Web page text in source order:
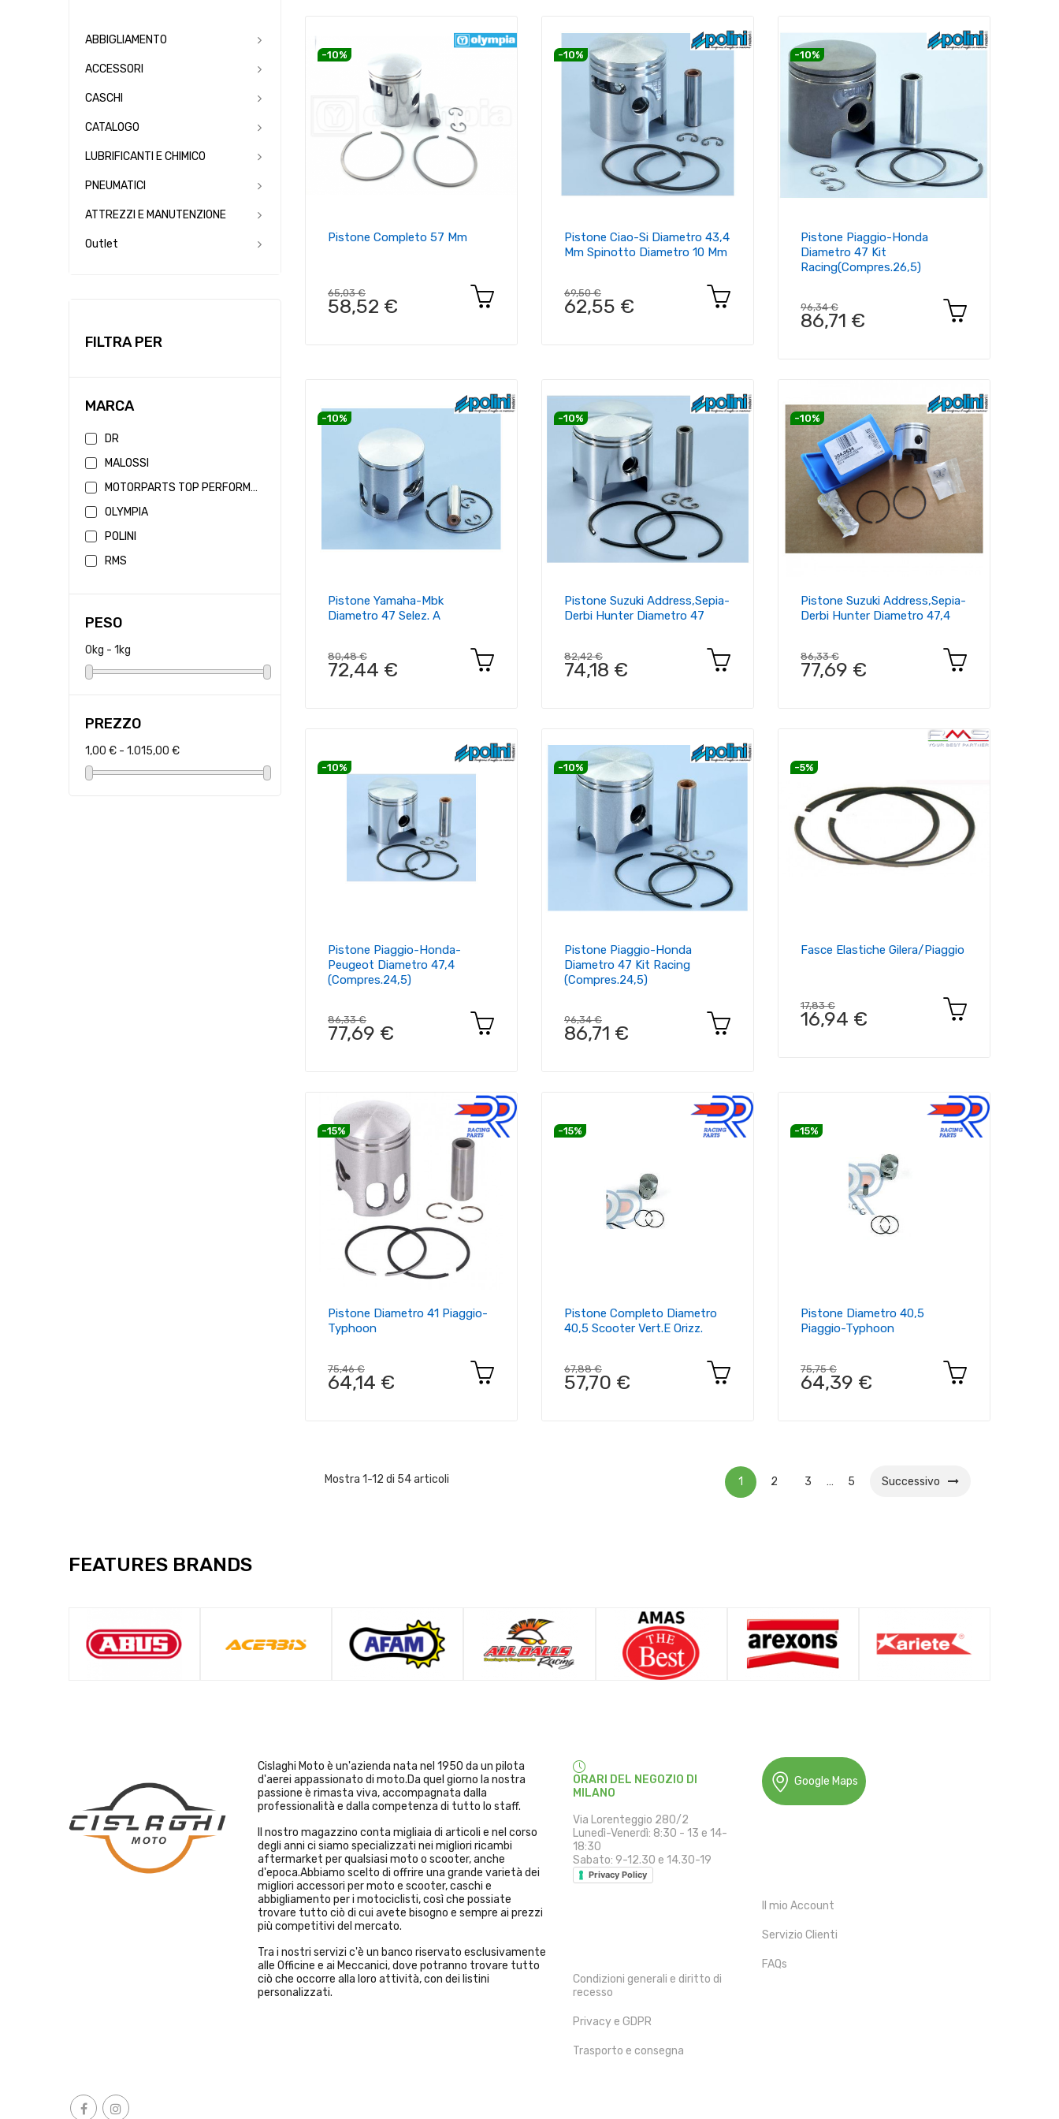
ABBIGLIAMENTO
ACCESSORI
CASCHI
CATALOGO
LUBRIFICANTI E CHIMICO
PNEUMATICI
ATTREZZI E MANUTENZIONE
Outlet
FILTRA PER
MARCA
DR
MALOSSI
MOTORPARTS TOP PERFORMANCE
OLYMPIA
POLINI
RMS
PESO
0kg - 1kg
PREZZO
1,00 € - 1.015,00 €
-10%
Pistone Completo 57 Mm
65,03 €
58,52 €
-10%
Pistone Ciao-Si Diametro 43,4
Mm Spinotto Diametro 10 Mm
69,50 €
62,55 €
-10%
Pistone Piaggio-Honda
Diametro 47 Kit
Racing(compres.26,5)
96,34 €
86,71 €
-10%
Pistone Yamaha-Mbk
Diametro 47 Selez. A
80,48 €
72,44 €
-10%
Pistone Suzuki Address,sepia-
Derbi Hunter Diametro 47
82,42 €
74,18 €
-10%
Pistone Suzuki Address,sepia-
Derbi Hunter Diametro 47,4
86,33 €
77,69 €
-10%
Pistone Piaggio-Honda-
Peugeot Diametro 47,4
(compres.24,5)
86,33 €
77,69 €
-10%
Pistone Piaggio-Honda
Diametro 47 Kit Racing
(compres.24,5)
96,34 €
86,71 €
-5%
Fasce Elastiche Gilera/Piaggio
17,83 €
16,94 €
-15%
Pistone Diametro 41 Piaggio-
Typhoon
75,46 €
64,14 €
-15%
Pistone Completo Diametro
40,5 Scooter Vert.e Orizz.
67,88 €
57,70 €
-15%
Pistone Diametro 40,5
Piaggio-Typhoon
75,75 €
64,39 €
Mostra 1-12 di 54 articoli 1 2 3 … 5 Successivo
FEATURES BRANDS
Cislaghi Moto è un'azienda nata nel 1950 da un pilota
d'aerei appassionato di moto.Da quel giorno la nostra
passione è rimasta viva, accompagnata dalla
professionalità e dalla competenza di tutto lo staff.
Il nostro magazzino conta migliaia di articoli e nel corso
degli anni ci siamo specializzati nei migliori ricambi
aftermarket per qualsiasi moto o scooter, anche
d'epoca.Abbiamo scelto di offrire una grande varietà dei
migliori accessori per moto e scooter, caschi e
abbigliamento per i motociclisti, così che possiate
trovare tutto ciò di cui avete bisogno e sempre ai prezzi
più competitivi del mercato.
Tra i nostri servizi c'è un banco riservato esclusivamente
alle Officine e ai Meccanici, dove potranno trovare tutto
ciò che occorre alla loro attività, con dei listini
personalizzati.
ORARI DEL NEGOZIO DI
MILANO
Via Lorenteggio 280/2
Lunedì-Venerdì: 8:30 - 13 e 14-
18:30
Sabato: 9-12.30 e 14.30-19
Privacy Policy
Condizioni generali e diritto di
recesso
Privacy e GDPR
Trasporto e consegna
Google Maps
Il mio Account
Servizio Clienti
FAQs